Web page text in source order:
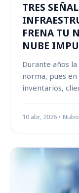
TRES
FRENA TU
NUBE
Durante años
norma, pues
inventarios,
10 abr, 2026 •